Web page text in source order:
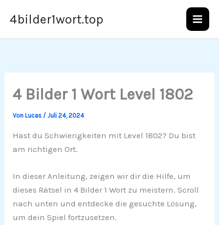
Inhalt
4bilder1wort.top
4 Bilder 1 Wort Level 1802
VonLucas /Juli 24, 2024
Hast du Schwierigkeiten mit Level 1802? Du bist
am richtigen Ort.
In dieser Anleitung, zeigen wir dir die Hilfe, um
dieses Rätsel in 4 Bilder 1 Wort zu meistern. Scroll
nach unten und entdecke die gesuchte Lösung,
um dein Spiel fortzusetzen.